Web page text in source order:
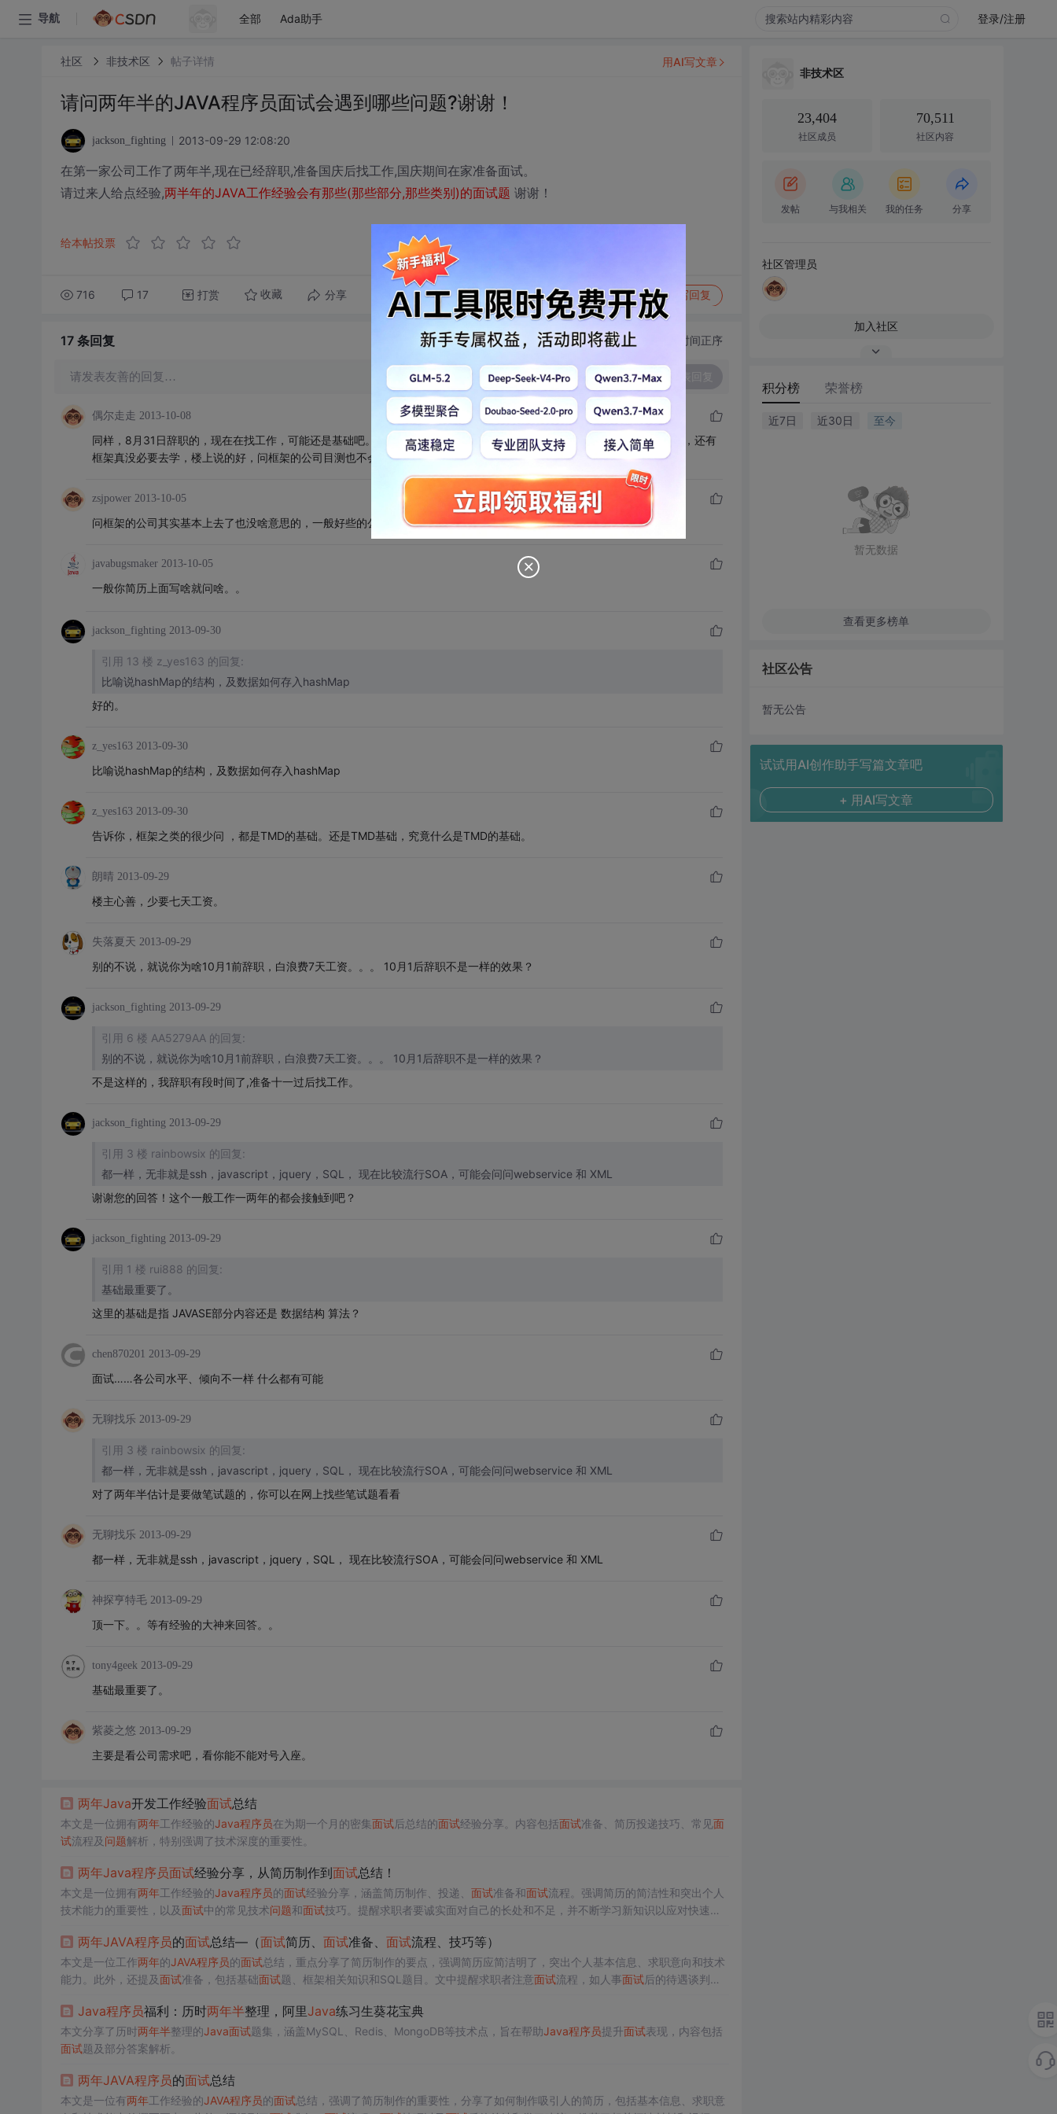
导航 全部 Ada助手 登录/注册
社区 非技术区 帖子详情
请问两年半的JAVA程序员面试会遇到哪些问题?谢谢！
jackson_fighting 2013-09-29 12:08:20
在第一家公司工作了两年半,现在已经辞职,准备国庆后找工作,国庆期间在家准备面试。
请过来人给点经验,两半年的JAVA工作经验会有那些(那些部分,那些类别)的面试题 谢谢！
给本帖投票
716 17 打赏 收藏 分享 转发到动态 举报 写回复
用AI写文章
17 条回复 切换为时间正序
请发表友善的回复…
偶尔走走 2013-10-08
同样，8月31日辞职的，现在在找工作，可能还是基础吧。。我就是基础不牢。。或者说平时书看少了，做IT看书很重要的，还有
框架真没必要去学，楼上说的好，问框架的公司目测也不会太好。
zsjpower 2013-10-05
问框架的公司其实基本上去了也没啥意思的，一般好些的公司都是问基础的
javabugsmaker 2013-10-05
一般你简历上面写啥就问啥。。
jackson_fighting 2013-09-30
引用 13 楼 z_yes163 的回复:
比喻说hashMap的结构，及数据如何存入hashMap
好的。
z_yes163 2013-09-30
比喻说hashMap的结构，及数据如何存入hashMap
z_yes163 2013-09-30
告诉你，框架之类的很少问 ，都是TMD的基础。还是TMD基础，究竟什么是TMD的基础。
朗晴 2013-09-29
楼主心善，少要七天工资。
失落夏天 2013-09-29
别的不说，就说你为啥10月1前辞职，白浪费7天工资。。。 10月1后辞职不是一样的效果？
jackson_fighting 2013-09-29
引用 6 楼 AA5279AA 的回复:
别的不说，就说你为啥10月1前辞职，白浪费7天工资。。。 10月1后辞职不是一样的效果？
不是这样的，我辞职有段时间了,准备十一过后找工作。
jackson_fighting 2013-09-29
引用 3 楼 rainbowsix 的回复:
都一样，无非就是ssh，javascript，jquery，SQL， 现在比较流行SOA，可能会问问webservice 和 XML
谢谢您的回答！这个一般工作一两年的都会接触到吧？
jackson_fighting 2013-09-29
引用 1 楼 rui888 的回复:
基础最重要了。
这里的基础是指 JAVASE部分内容还是 数据结构 算法？
chen870201 2013-09-29
面试……各公司水平、倾向不一样 什么都有可能
无聊找乐 2013-09-29
引用 3 楼 rainbowsix 的回复:
都一样，无非就是ssh，javascript，jquery，SQL， 现在比较流行SOA，可能会问问webservice 和 XML
对了两年半估计是要做笔试题的，你可以在网上找些笔试题看看
无聊找乐 2013-09-29
都一样，无非就是ssh，javascript，jquery，SQL， 现在比较流行SOA，可能会问问webservice 和 XML
神探亨特毛 2013-09-29
顶一下。。等有经验的大神来回答。。
tony4geek 2013-09-29
基础最重要了。
紫菱之悠 2013-09-29
主要是看公司需求吧，看你能不能对号入座。
两年Java开发工作经验面试总结
本文是一位拥有两年工作经验的Java程序员在为期一个月的密集面试后总结的面试经验分享。内容包括面试准备、简历投递技巧、常见面
试流程及 问题解析，特别强调了技术深度的重要性。
两年Java程序员面试经验分享，从简历制作到面试总结！
本文是一位拥有两年工作经验的Java程序员的面试经验分享，涵盖简历制作、投递、 面试准备和面试流程。强调简历的简洁性和突出个人
技术能力的重要性，以及面试中的常见技术问题和面试技巧。提醒求职者要诚实面对自己的长处和不足，并不断学习新知识以应对快速发
两年JAVA程序员的面试总结—（面试简历、 面试准备、 面试流程、技巧等）
本文是一位工作两年的JAVA程序员的面试总结，重点分享了简历制作的要点，强调简历应简洁明了，突出个人基本信息、求职意向和技术
能力。此外，还提及面试准备，包括基础面试题、框架相关知识和SQL题目。文中提醒求职者注意面试流程，如人事面试后的待遇谈判，
Java程序员福利：历时两年半整理，阿里Java练习生葵花宝典
本文分享了历时两年半整理的Java面试题集，涵盖MySQL、Redis、MongoDB等技术点，旨在帮助Java程序员提升面试表现，内容包括
面试题及部分答案解析。
两年JAVA程序员的面试总结
本文是一位有两年工作经验的JAVA程序员的面试总结，强调了简历制作的重要性，分享了如何制作吸引人的简历，包括基本信息、求职意
非技术区
23,404
社区成员
70,511
社区内容
发帖 与我相关 我的任务 分享
社区管理员
加入社区
积分榜 荣誉榜
近7日 近30日 至今
暂无数据
查看更多榜单
社区公告
暂无公告
试试用AI创作助手写篇文章吧
+ 用AI写文章